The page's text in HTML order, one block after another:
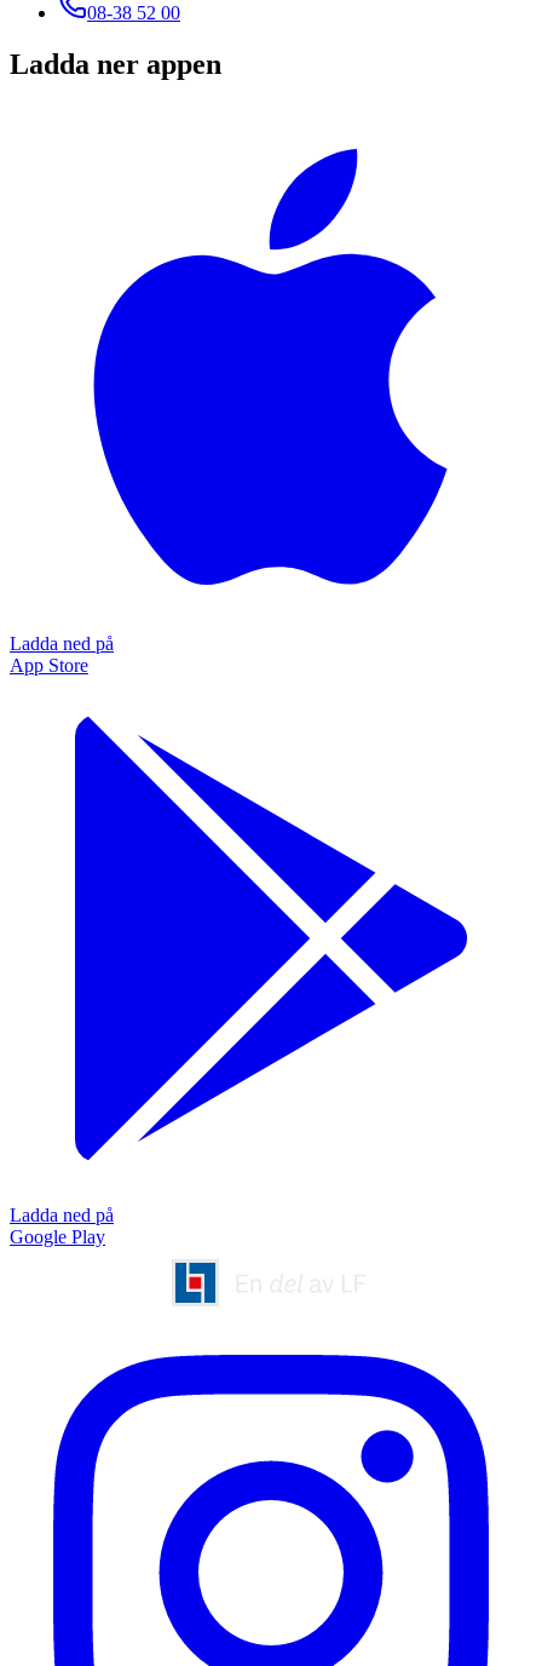
08-38 52 00
Ladda ner appen
Ladda ned på
App Store
Ladda ned på
Google Play